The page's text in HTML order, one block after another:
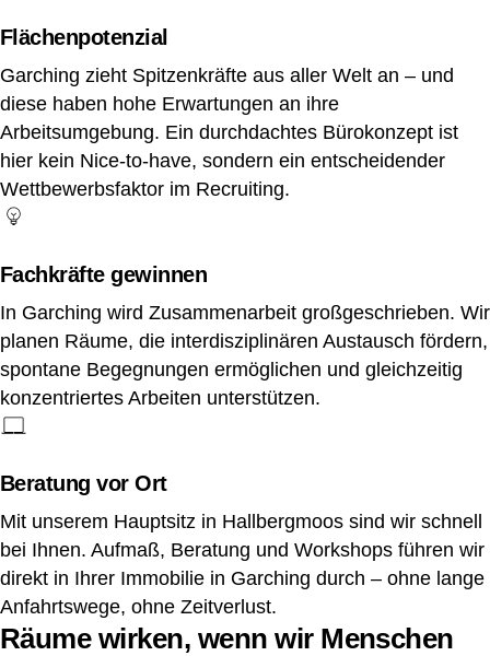
Flächenpotenzial
Garching zieht Spitzenkräfte aus aller Welt an – und
diese haben hohe Erwartungen an ihre
Arbeitsumgebung. Ein durchdachtes Bürokonzept ist
hier kein Nice-to-have, sondern ein entscheidender
Wettbewerbsfaktor im Recruiting.
Fachkräfte gewinnen
In Garching wird Zusammenarbeit großgeschrieben. Wir
planen Räume, die interdisziplinären Austausch fördern,
spontane Begegnungen ermöglichen und gleichzeitig
konzentriertes Arbeiten unterstützen.
Beratung vor Ort
Mit unserem Hauptsitz in Hallbergmoos sind wir schnell
bei Ihnen. Aufmaß, Beratung und Workshops führen wir
direkt in Ihrer Immobilie in Garching durch – ohne lange
Anfahrtswege, ohne Zeitverlust.
Räume wirken, wenn wir Menschen